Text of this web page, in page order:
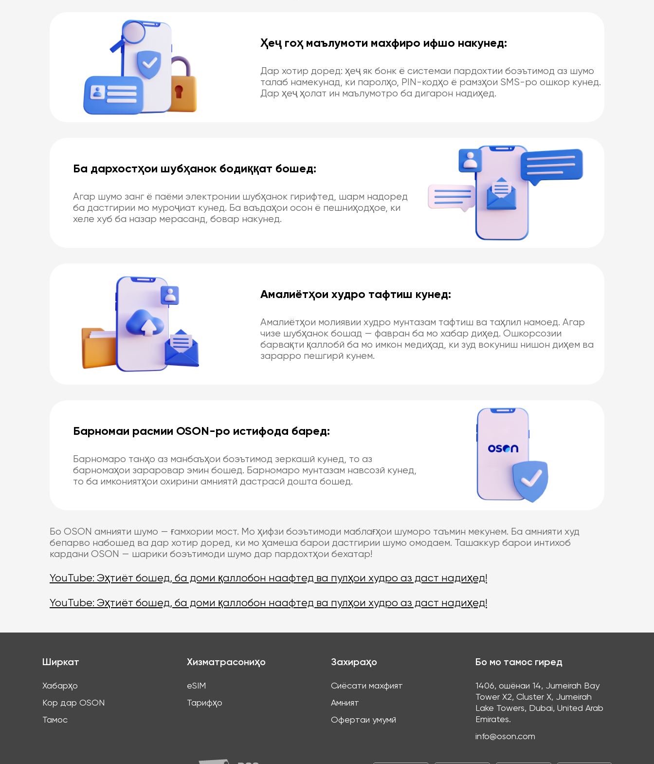
Ҳеҷ гоҳ маълумоти махфиро ифшо накунед:
Дар хотир доред: ҳеҷ як бонк ё системаи пардохтии боэътимод аз шумо
талаб намекунад, ки паролҳо, PIN-кодҳо ё рамзҳои SMS-ро ошкор кунед.
Дар ҳеҷ ҳолат ин маълумотро ба дигарон надиҳед.
Ба дархостҳои шубҳанок бодиққат бошед:
Агар шумо занг ё паёми электронии шубҳанок гирифтед, шарм надоред
ба дастгирии мо муроҷиат кунед. Ба ваъдаҳои осон ё пешниҳодҳое, ки
хеле хуб ба назар мерасанд, бовар накунед.
Амалиётҳои худро тафтиш кунед:
Амалиётҳои молиявии худро мунтазам тафтиш ва таҳлил намоед. Агар
чизе шубҳанок бошад — фавран ба мо хабар диҳед. Ошкорсозии
барвақти қаллобӣ ба мо имкон медиҳад, ки зуд вокуниш нишон диҳем ва
зарарро пешгирӣ кунем.
Барномаи расмии OSON-ро истифода баред:
Барномаро танҳо аз манбаъҳои боэътимод зеркашӣ кунед, то аз
барномаҳои зараровар эмин бошед. Барномаро мунтазам навсозӣ кунед,
то ба имкониятҳои охирини амниятӣ дастрасӣ дошта бошед.
Бо OSON амнияти шумо — ғамхории мост. Мо ҳифзи боэътимоди маблағҳои шуморо таъмин мекунем. Ба амнияти худ
бепарво набошед ва дар хотир доред, ки мо ҳамеша барои дастгирии шумо омодаем. Ташаккур барои интихоб
кардани OSON — шарики боэътимоди шумо дар пардохтҳои бехатар!
YouTube: Эҳтиёт бошед, ба доми қаллобон наафтед ва пулҳои худро аз даст надиҳед!
YouTube: Эҳтиёт бошед, ба доми қаллобон наафтед ва пулҳои худро аз даст надиҳед!
Ширкат
Хабарҳо
Кор дар OSON
Тамос
Хизматрасониҳо
eSIM
Тарифҳо
Захираҳо
Сиёсати махфият
Амният
Офертаи умумӣ
Бо мо тамос гиред
1406, ошёнаи 14, Jumeirah Bay
Tower X2, Cluster X, Jumeirah
Lake Towers, Dubai, United Arab
Emirates.
info@oson.com